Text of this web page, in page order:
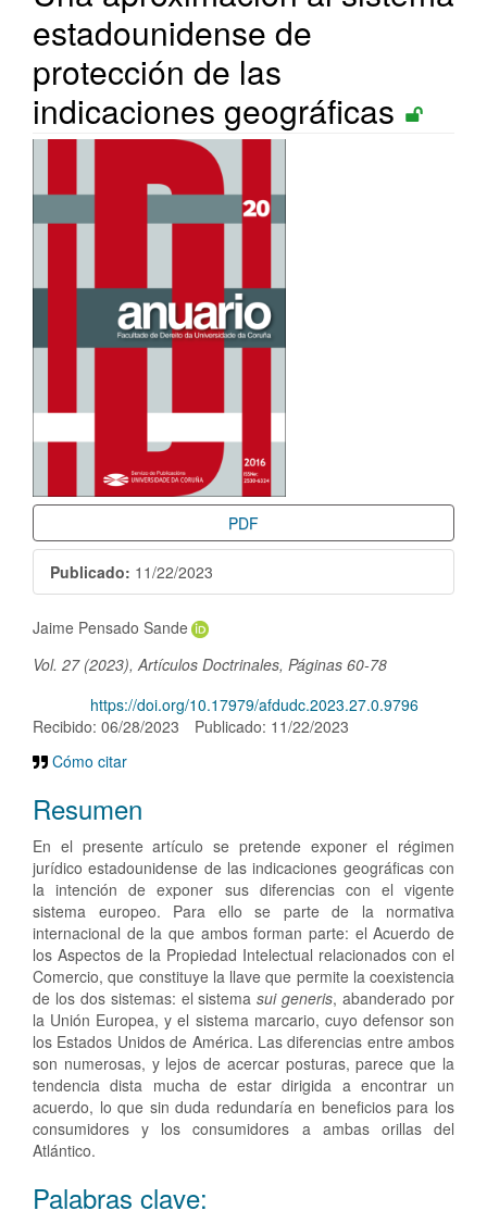
estadounidense de
protección de las
indicaciones geográficas
del
PDF
Publicado: 11/22/2023
Contenido
principal
artículo
Jaime Pensado Sande
Vol. 27 (2023), Artículos Doctrinales, Páginas 60-78
https://doi.org/10.17979/afdudc.2023.27.0.9796
Recibido: 06/28/2023
Publicado: 11/22/2023
Cómo citar
Resumen
En el presente artículo se pretende exponer el régimen
jurídico estadounidense de las indicaciones geográficas con
la intención de exponer sus diferencias con el vigente
sistema europeo. Para ello se parte de la normativa
internacional de la que ambos forman parte: el Acuerdo de
los Aspectos de la Propiedad Intelectual relacionados con el
Comercio, que constituye la llave que permite la coexistencia
de los dos sistemas: el sistemasui generis, abanderado por
la Unión Europea, y el sistema marcario, cuyo defensor son
los Estados Unidos de América. Las diferencias entre ambos
son numerosas, y lejos de acercar posturas, parece que la
tendencia dista mucha de estar dirigida a encontrar un
acuerdo, lo que sin duda redundaría en beneficios para los
consumidores y los consumidores a ambas orillas del
Atlántico.
Palabras clave: